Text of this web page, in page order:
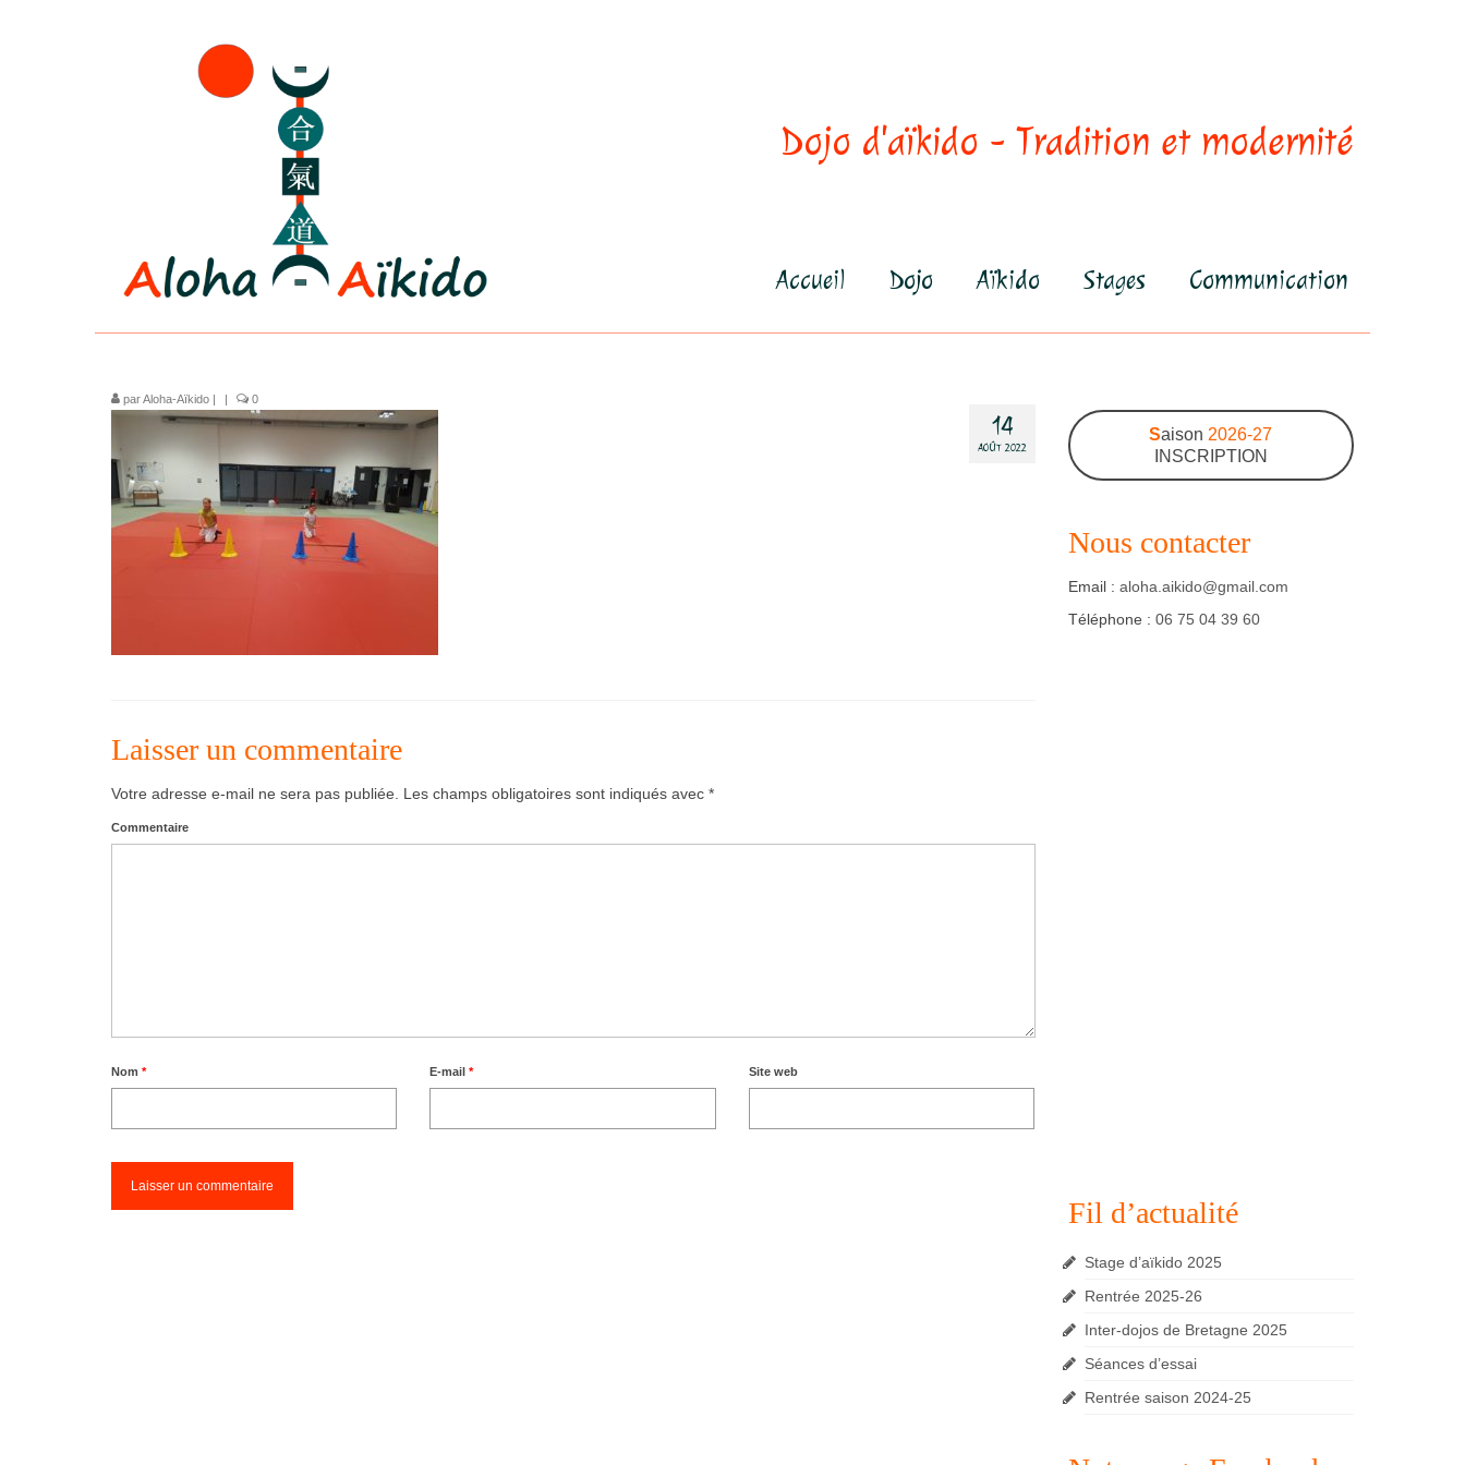
Accueil Dojo Aïkido Stages Communication
Dojo d'aïkido - Tradition et modernité
14
AOÛT 2022
parAloha-Aïkido | | 0
Laisser un commentaire
Votre adresse e-mail ne sera pas publiée. Les champs obligatoires sont indiqués avec *
Commentaire
Nom * E-mail* Site web
Saison 2026-27
INSCRIPTION
Nous contacter
Email : aloha.aikido@gmail.com
Téléphone : 06 75 04 39 60
Fil d’actualité
Stage d’aïkido 2025
Rentrée 2025-26
Inter-dojos de Bretagne 2025
Séances d’essai
Rentrée saison 2024-25